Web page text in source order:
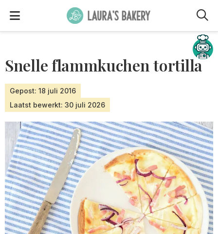
Snelle flammkuchen tortilla
Gepost: 18 juli 2016
Laatst bewerkt: 30 juli 2026